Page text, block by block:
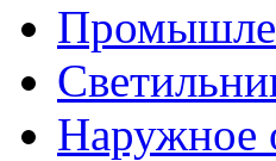
Наружное